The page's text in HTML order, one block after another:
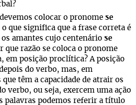
colocar o pronome se
que significa que a frase correta é
amantes cujo centenário se
que razão se coloca o pronome
em posição proclítica? A posição
do verbo, mas, em
têm a capacidade de atrair os
verbo, ou seja, exercem uma ação
palavras podemos referir a título